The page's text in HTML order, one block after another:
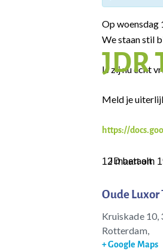
JDR
Op woensdag
We staan stil
Is zij nu echt
Meld je
https://
JD betaalt
12 maartom
Oude Luxor
Kruiskade 10,
Rotterdam,
+ Google Maps